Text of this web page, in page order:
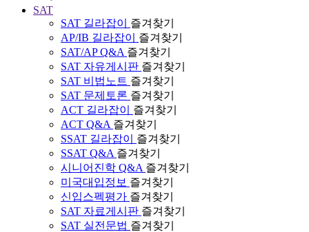
SAT
SAT 길라잡이
즐겨찾기
AP/IB 길라잡이
즐겨찾기
SAT/AP Q&A 즐겨찾기
SAT 자유게시판 즐겨찾기
SAT 비법노트 즐겨찾기
SAT 문제토론 즐겨찾기
ACT 길라잡이
즐겨찾기
ACT Q&A 즐겨찾기
SSAT 길라잡이
즐겨찾기
SSAT Q&A 즐겨찾기
시니어진학 Q&A 즐겨찾기
미국대입정보 즐겨찾기
신입스펙평가 즐겨찾기
SAT 자료게시판 즐겨찾기
SAT 실전문법 즐겨찾기